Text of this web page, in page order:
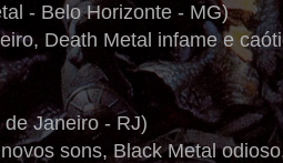
- Belo Horizonte - MG)
Death Metal infame e
Janeiro - RJ)
sons, Black Metal